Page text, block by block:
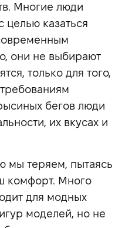
Многие люди
целью казаться
они не выбирают
только для того,
бегов люди
их вкусах и
мы теряем, пытаясь
комфорт. Много
для модных
моделей, но не